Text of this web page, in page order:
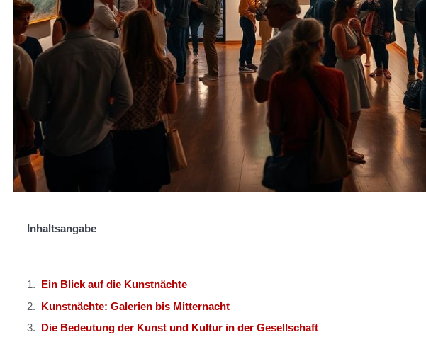
Inhaltsangabe
Ein Blick auf die Kunstnächte
Kunstnächte: Galerien bis Mitternacht
Die Bedeutung der Kunst und Kultur in der Gesellschaft